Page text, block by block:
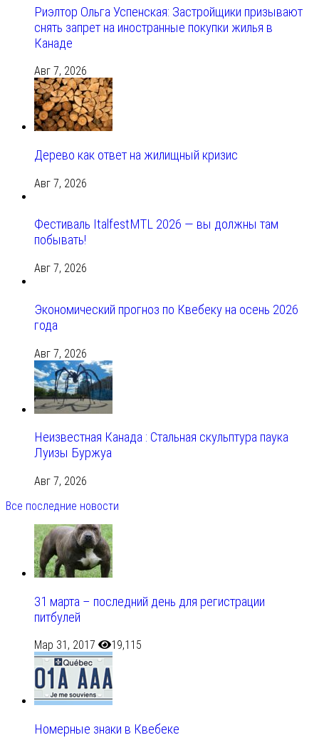
Риэлтор Ольга Успенская: Застройщики призывают
снять запрет на иностранные покупки жилья в
Канаде
Авг 7, 2026
Дерево как ответ на жилищный кризис
Авг 7, 2026
Фестиваль ItalfestMTL 2026 — вы должны там
побывать!
Авг 7, 2026
Экономический прогноз по Квебеку на осень 2026
года
Авг 7, 2026
Неизвестная Канада : Стальная скульптура паука
Луизы Буржуа
Авг 7, 2026
Все последние новости
31 марта – последний день для регистрации
питбулей
Мар 31, 2017 19,115
Номерные знаки в Квебеке